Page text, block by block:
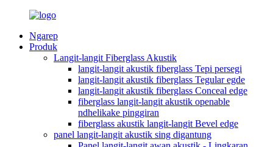
Ngarep
Produk
Langit-langit Fiberglass Akustik
langit-langit akustik fiberglass Tepi persegi
langit-langit akustik fiberglass Tegular egde
langit-langit akustik fiberglass Conceal edge
fiberglass langit-langit akustik openable
ndhelikake pinggiran
fiberglass akustik langit-langit Bevel edge
panel langit-langit akustik sing digantung